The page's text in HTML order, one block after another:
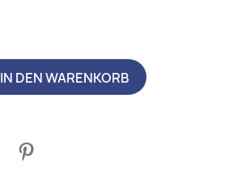
IN DEN WARENKORB